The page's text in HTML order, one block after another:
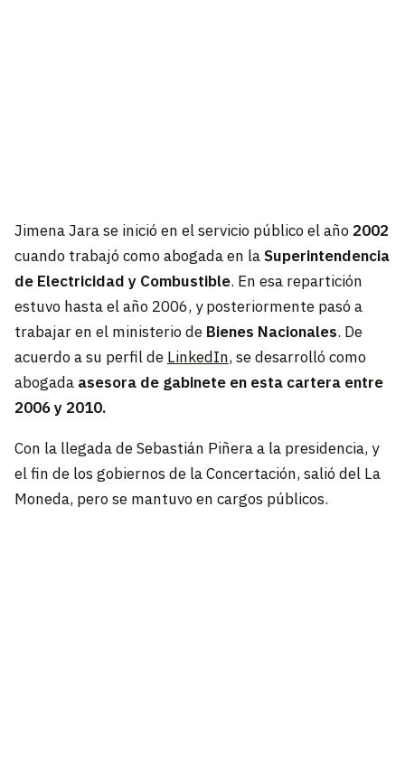
Jimena Jara se inició en el servicio público el año 2002
cuando trabajó como abogada en laSuperintendencia
de Electricidad y Combustible. En esa repartición
estuvo hasta el año 2006, y posteriormente pasó a
trabajar en el ministerio de Bienes Nacionales. De
acuerdo a su perfil de LinkedIn, se desarrolló como
abogadaasesora de gabinete en esta cartera entre
2006 y 2010.
Con la llegada de Sebastián Piñera a la presidencia, y
el fin de los gobiernos de la Concertación, salió del La
Moneda, pero se mantuvo en cargos públicos.